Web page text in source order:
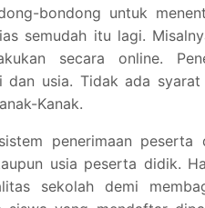
bondong untuk
semudah itu lagi.
secara online.
dan usia. Tidak ada
Kanak.
penerimaan
usia peserta didik.
sekolah demi